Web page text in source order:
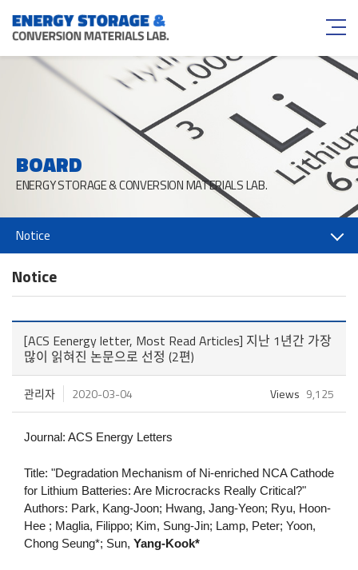
BOARD
ENERGY STORAGE & CONVERSION MATERIALS LAB.
Notice
Notice
[ACS Eenergy letter, Most Read Articles] 지난 1년간 가장
많이 읽혀진 논문으로 선정 (2편)
관리자 2020-03-04 Views 9,125
Journal: ACS Energy Letters
Title: "Degradation Mechanism of Ni-enriched NCA Cathode
for Lithium Batteries: Are Microcracks Really Critical?"
Authors: Park, Kang-Joon; Hwang, Jang-Yeon; Ryu, Hoon-
Hee ; Maglia, Filippo; Kim, Sung-Jin; Lamp, Peter; Yoon,
Chong Seung*; Sun, Yang-Kook*